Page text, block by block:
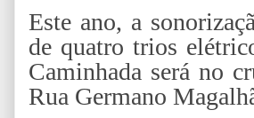
Este ano, a
de quatro trios
Caminhada será no
Rua Germano